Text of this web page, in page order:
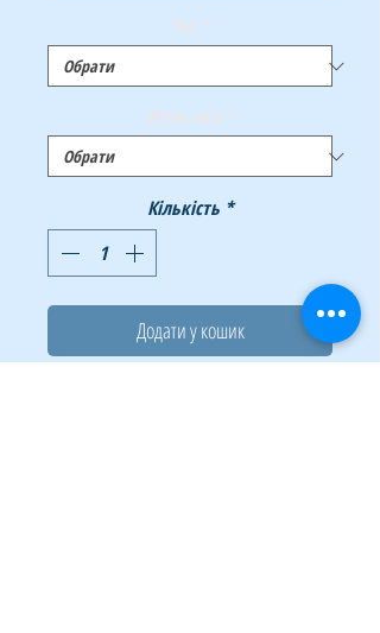
Тип *
Об'єм, вага *
Кількість *
Додати у кошик